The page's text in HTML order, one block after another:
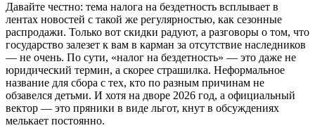
Давайте честно: тема налога на бездетность всплывает в
лентах новостей с такой же регулярностью, как сезонные
распродажи. Только вот скидки радуют, а разговоры о том, что
государство залезет к вам в карман за отсутствие наследников
— не очень. По сути, «налог на бездетность» — это даже не
юридический термин, а скорее страшилка. Неформальное
название для сбора с тех, кто по разным причинам не
обзавелся детьми. И хотя на дворе 2026 год, а официальный
вектор — это пряники в виде льгот, кнут в обсуждениях
мелькает постоянно.